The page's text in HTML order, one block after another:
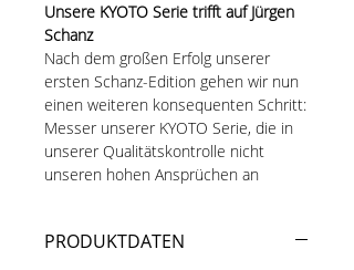
Unsere KYOTO Serie trifft auf Jürgen
Schanz
Nach dem großen Erfolg unserer
ersten Schanz-Edition gehen wir nun
einen weiteren konsequenten Schritt:
Messer unserer KYOTO Serie, die in
unserer Qualitätskontrolle nicht
unseren hohen Ansprüchen an
Jürgen Schanz überarbeitet.
PRODUKTDATEN